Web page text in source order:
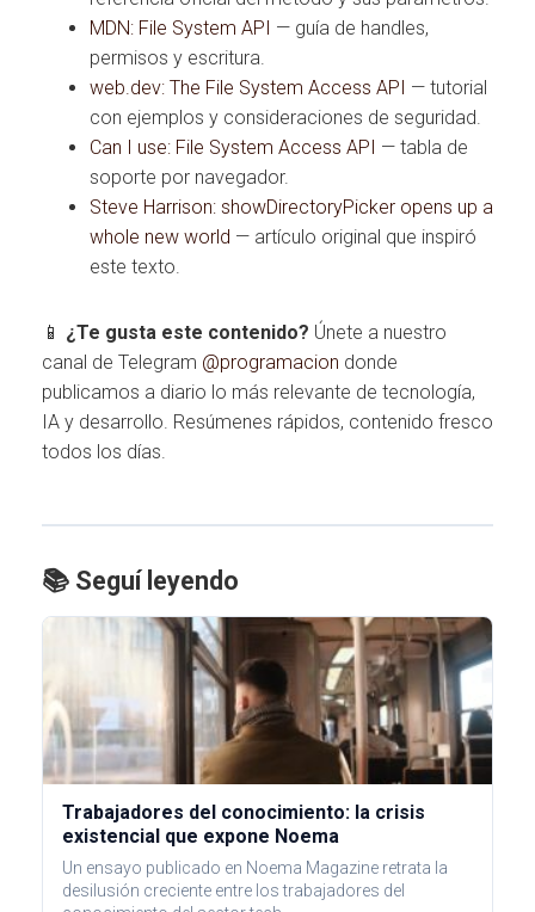
MDN: File System API — guía de handles,
permisos y escritura.
web.dev: The File System Access API — tutorial
con ejemplos y consideraciones de seguridad.
Can I use: File System Access API — tabla de
soporte por navegador.
Steve Harrison: showDirectoryPicker opens up a
whole new world — artículo original que inspiró
este texto.
📱 ¿Te gusta este contenido? Únete a nuestro
canal de Telegram @programacion donde
publicamos a diario lo más relevante de tecnología,
IA y desarrollo. Resúmenes rápidos, contenido fresco
todos los días.
📚 Seguí leyendo
Trabajadores del conocimiento: la crisis
existencial que expone Noema
Un ensayo publicado en Noema Magazine retrata la
desilusión creciente entre los trabajadores del